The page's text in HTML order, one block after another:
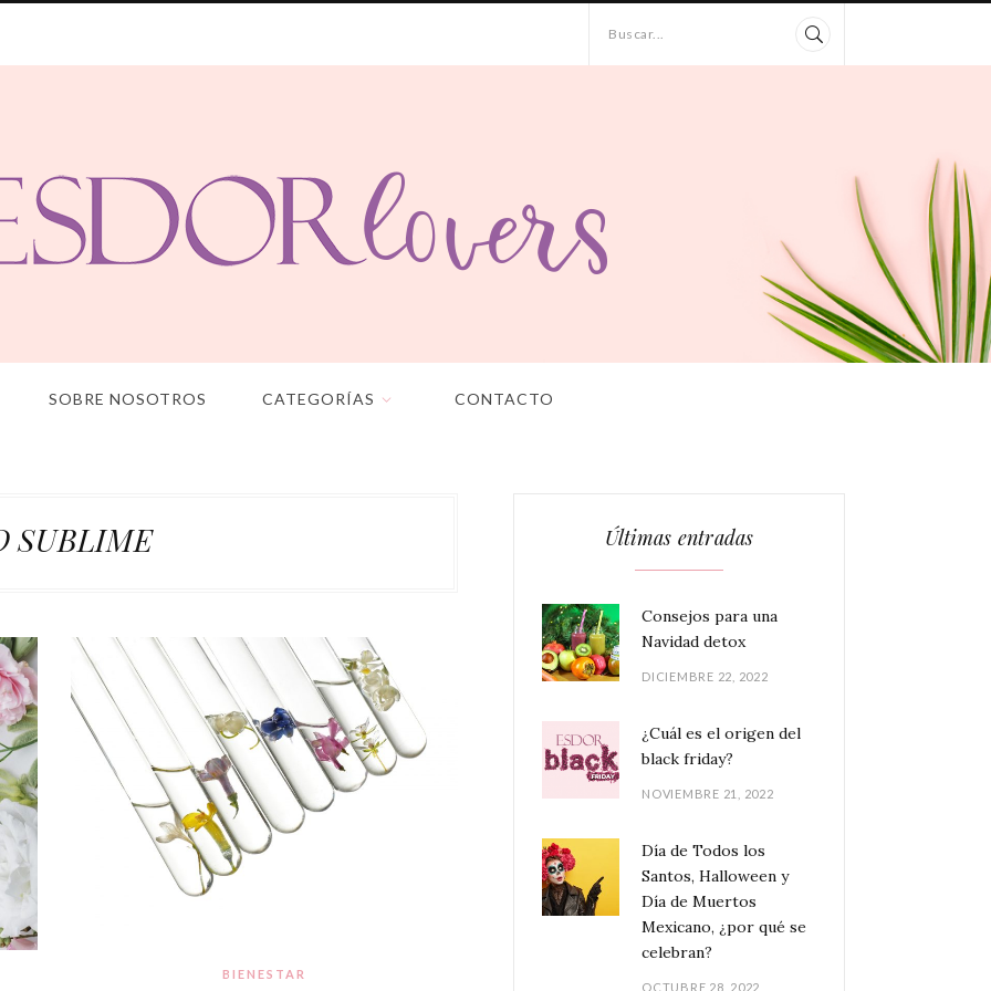
Buscar...
SOBRE NOSOTROS CATEGORÍAS CONTACTO
SUBLIME
BIENESTAR
Últimas entradas
Consejos para una
Navidad detox
DICIEMBRE 22, 2022
¿Cuál es el origen del
black friday?
NOVIEMBRE 21, 2022
Día de Todos los
Santos, Halloween y
Día de Muertos
Mexicano, ¿por qué se
celebran?
OCTUBRE 28, 2022